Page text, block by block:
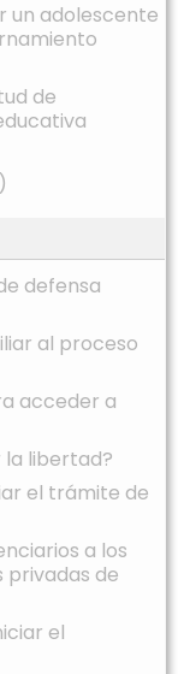
un adolescente
de
defensa
al proceso
acceder a
libertad?
el trámite de
a los
privadas de
el